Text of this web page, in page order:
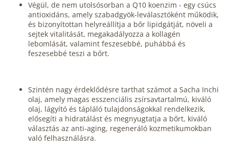
Végül, de nem utolsósorban a Q10 koenzim - egy csúcs
antioxidáns, amely szabadgyök-leválasztóként működik,
és bizonyítottan helyreállítja a bőr lipidgátját, növeli a
sejtek vitalitását, megakadályozza a kollagén
lebomlását, valamint feszesebbé, puhábbá és
feszesebbé teszi a bőrt.
Szintén nagy érdeklődésre tarthat számot a Sacha Inchi
olaj, amely magas esszenciális zsírsavtartalmú, kiváló
olaj, lágyító és tápláló tulajdonságokkal rendelkezik,
elősegíti a hidratálást és megnyugtatja a bőrt, kiváló
választás az anti-aging, regeneráló kozmetikumokban
való felhasználásra.